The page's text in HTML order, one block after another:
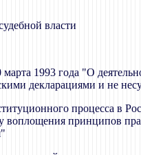
власти
1993 года "О
декларациями и не
процесса в
принципов